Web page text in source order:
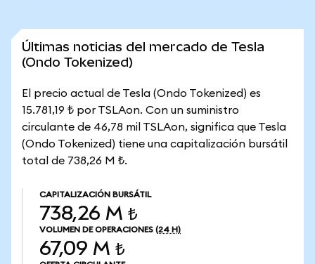
Últimas noticias del mercado de Tesla
(Ondo Tokenized)
El precio actual de Tesla (Ondo Tokenized) es
15.781,19 ₺ por TSLAon. Con un suministro
circulante de 46,78 mil TSLAon, significa que Tesla
(Ondo Tokenized) tiene una capitalización bursátil
total de 738,26 M ₺.
CAPITALIZACIÓN BURSÁTIL
738,26 M ₺
VOLUMEN DE OPERACIONES (24 H)
67,09 M ₺